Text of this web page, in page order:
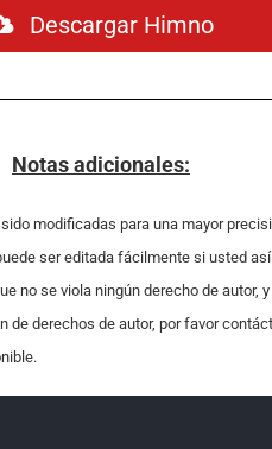
Descargar Himno
Notas adicionales:
modificadas para una mayor
ser editada fácilmente si usted
no se viola ningún derecho de autor,
de derechos de autor, por favor